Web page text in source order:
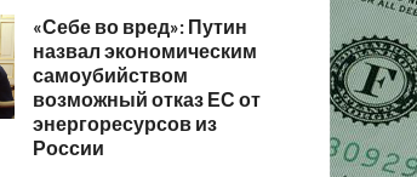
«Себе во вред»: Путин
назвал экономическим
самоубийством
возможный отказ ЕС от
энергоресурсов из
России